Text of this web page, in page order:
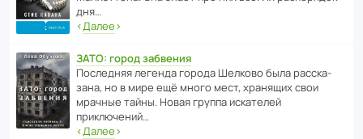
дня…
‹Далее›
ЗАТО: город забвения
После­дняя легенда города Шелково была расска­
зана, но в мире ещё много мест, хранящих свои
мрачные тайны. Новая группа иска­телей
приключений…
‹Далее›